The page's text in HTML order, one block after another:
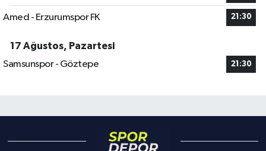
Amed - Erzurumspor FK 21:30
17 Ağustos, Pazartesi
Samsunspor - Göztepe
21:30